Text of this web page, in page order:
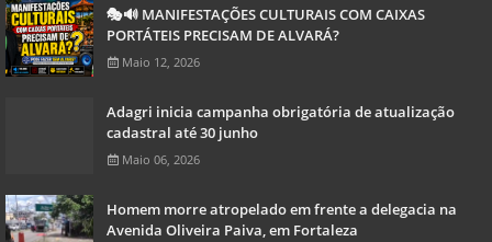
🎭🔊 MANIFESTAÇÕES CULTURAIS COM CAIXAS
PORTÁTEIS PRECISAM DE ALVARÁ?
Maio 12, 2026
Adagri inicia campanha obrigatória de atualização
cadastral até 30 junho
Maio 06, 2026
Homem morre atropelado em frente a delegacia na
Avenida Oliveira Paiva, em Fortaleza